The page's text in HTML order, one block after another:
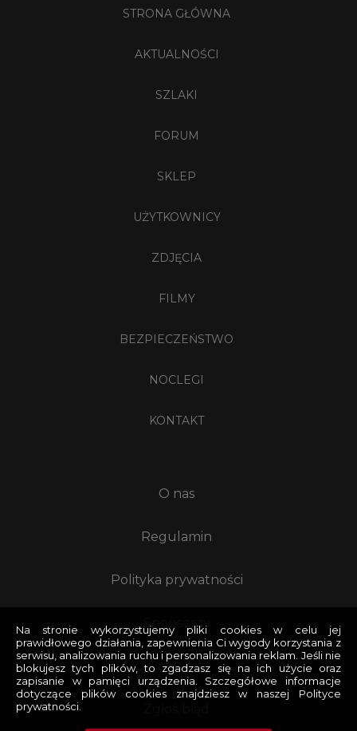
STRONA GŁÓWNA
AKTUALNOŚCI
SZLAKI
FORUM
SKLEP
UŻYTKOWNICY
ZDJĘCIA
FILMY
BEZPIECZEŃSTWO
NOCLEGI
KONTAKT
O nas
Regulamin
Polityka prywatności
Sponsorzy
Reklama
Na stronie wykorzystujemy pliki cookies w celu jej
prawidłowego działania, zapewnienia Ci wygody korzystania z
serwisu, analizowania ruchu i personalizowania reklam. Jeśli nie
blokujesz tych plików, to zgadzasz się na ich użycie oraz
zapisanie w pamięci urządzenia. Szczegółowe informacje
dotyczące plików cookies znajdziesz w naszej Polityce
prywatności.